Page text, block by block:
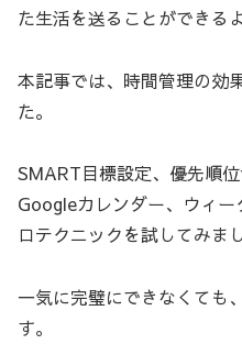
た生活を送ることができる
本記事では、時間管理の効
た。
SMART目標設定、優先順
Googleカレンダー、ウィ
ロテクニックを試してみま
一気に完璧にできなくても
す。